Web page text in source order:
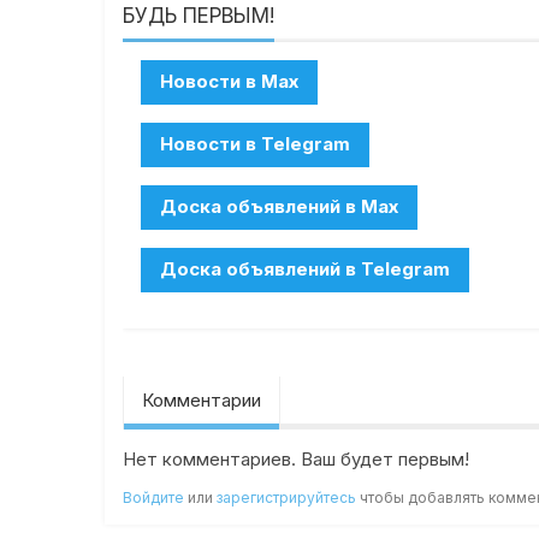
БУДЬ ПЕРВЫМ!
Комментарии
Нет комментариев. Ваш будет первым!
Войдите илизарегистрируйтесь чтобы добавлять